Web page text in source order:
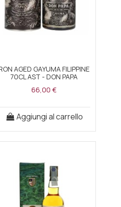
AGED GAYUMA FILIPPINE
70CL AST - DON PAPA
66,00 €
Aggiungi al carrello